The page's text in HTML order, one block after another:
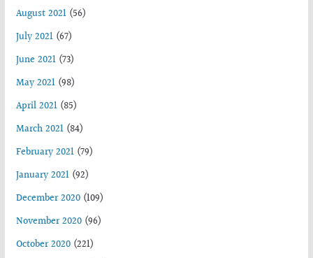
August 2021(56)
July 2021(67)
June 2021(73)
May 2021(98)
April 2021(85)
March 2021(84)
February 2021(79)
January 2021(92)
December 2020(109)
November 2020(96)
October 2020(221)